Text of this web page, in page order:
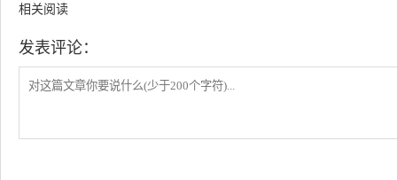
相关阅读
发表评论：